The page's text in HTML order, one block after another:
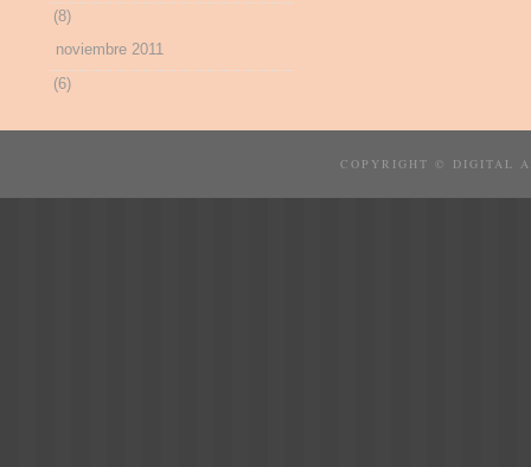
(8)
noviembre 2011
(6)
COPYRIGHT © DIGITAL